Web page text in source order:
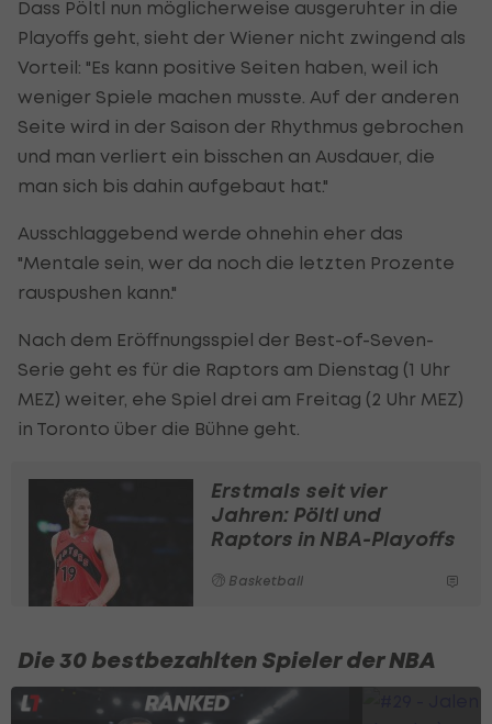
Dass Pöltl nun möglicherweise ausgeruhter in die
Playoffs geht, sieht der Wiener nicht zwingend als
Vorteil: "Es kann positive Seiten haben, weil ich
weniger Spiele machen musste. Auf der anderen
Seite wird in der Saison der Rhythmus gebrochen
und man verliert ein bisschen an Ausdauer, die
man sich bis dahin aufgebaut hat."
Ausschlaggebend werde ohnehin eher das
"Mentale sein, wer da noch die letzten Prozente
rauspushen kann."
Nach dem Eröffnungsspiel der Best-of-Seven-
Serie geht es für die Raptors am Dienstag (1 Uhr
MEZ) weiter, ehe Spiel drei am Freitag (2 Uhr MEZ)
in Toronto über die Bühne geht.
Erstmals seit vier
Jahren: Pöltl und
Raptors in NBA-Playoffs
Basketball
Die 30 bestbezahlten Spieler der NBA